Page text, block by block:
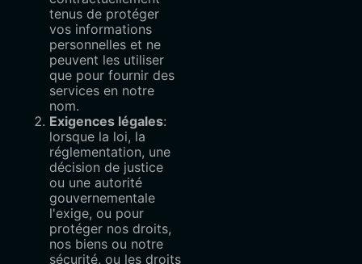
tenus de protéger
vos informations
personnelles et ne
peuvent les utiliser
que pour fournir des
services en notre
nom.
Exigences légales:
lorsque la loi, la
réglementation, une
décision de justice
ou une autorité
gouvernementale
l'exige, ou pour
protéger nos droits,
nos biens ou notre
sécurité, ou les droits